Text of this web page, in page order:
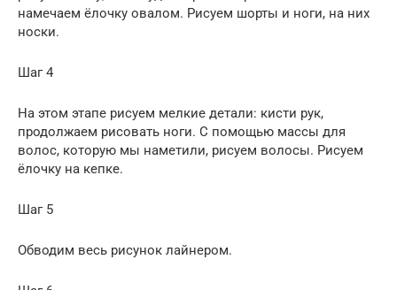
намечаем ёлочку овалом. Рисуем шорты и ноги, на них
носки.
Шаг 4
На этом этапе рисуем мелкие детали: кисти рук,
продолжаем рисовать ноги. С помощью массы для
волос, которую мы наметили, рисуем волосы. Рисуем
ёлочку на кепке.
Шаг 5
Обводим весь рисунок лайнером.